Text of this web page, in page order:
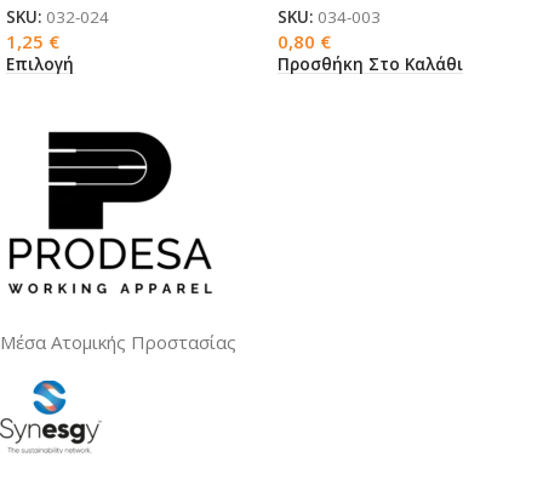
SKU: 032-024
1,25 €
Επιλογή
SKU: 034-003
0,80 €
Προσθήκη Στο Καλάθι
Μέσα Ατομικής Προστασίας